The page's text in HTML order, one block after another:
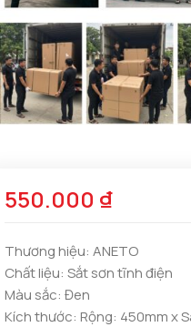
550.000 ₫
Thương hiệu: ANETO
Chất liệu: Sắt sơn tĩnh điện
Màu sắc: Đen
Kích thước: Rộng: 450mm x